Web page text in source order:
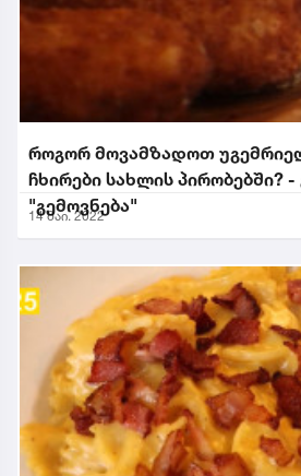
როგორ მოვამზადოთ
ჩხირები სახლის პირობებში?
"გემოვნება"
14 მაი. 2022